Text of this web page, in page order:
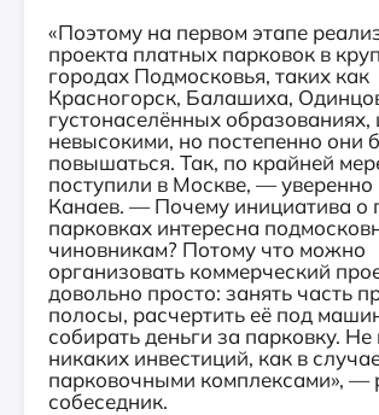
«Поэтому на первом этапе
проекта платных парковок в
городах Подмосковья, таких как
Красногорск, Балашиха,
густонаселённых образованиях,
невысокими, но постепенно они
повышаться. Так, по крайней
поступили в Москве, — уверенно
Канаев. — Почему инициатива о
парковках интересна
чиновникам? Потому что можно
организовать коммерческий
довольно просто: занять часть
полосы, расчертить её под
собирать деньги за парковку.
никаких инвестиций, как в
парковочными комплексами», —
собеседник.